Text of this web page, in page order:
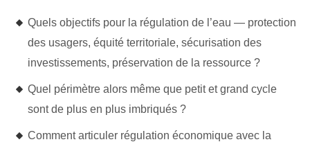
Quels objectifs pour la régulation de l’eau — protection
des usagers, équité territoriale, sécurisation des
investissements, préservation de la ressource ?
Quel périmètre alors même que petit et grand cycle
sont de plus en plus imbriqués ?
Comment articuler régulation économique avec la